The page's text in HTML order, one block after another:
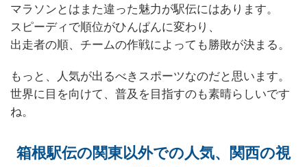
マラソンとはまた違った魅力が駅伝にはあります。
スピーディで順位がひんぱんに変わり、
出走者の順、チームの作戦によっても勝敗が決まる。
もっと、人気が出るべきスポーツなのだと思います。
世界に目を向けて、普及を目指すのも素晴らしいです
ね。
箱根駅伝の関東以外での人気、関西の視